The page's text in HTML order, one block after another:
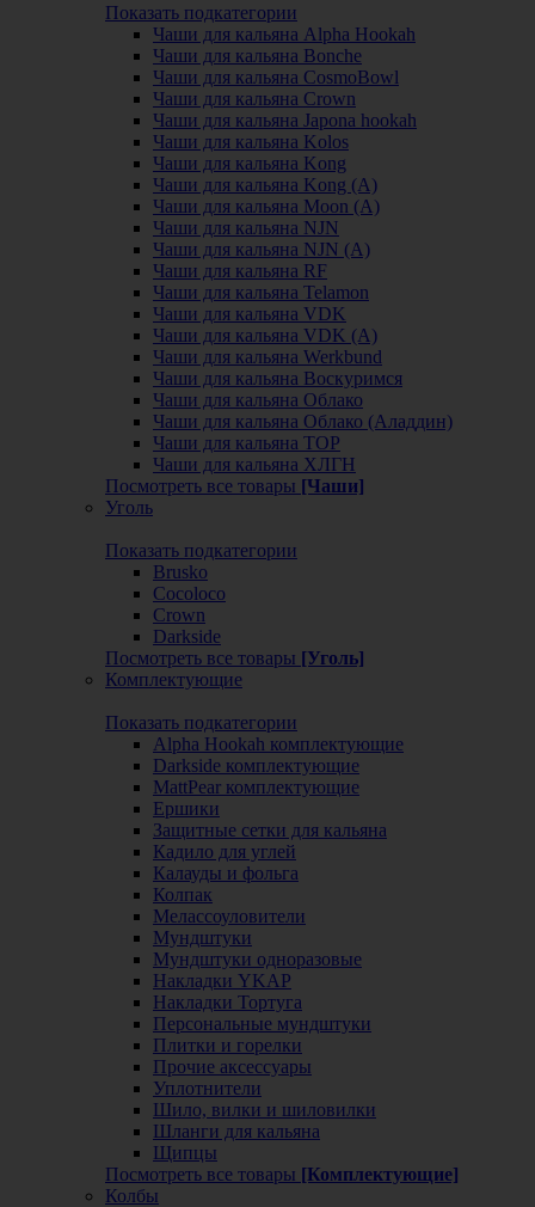
Показать подкатегории
Чаши для кальяна Alpha Hookah
Чаши для кальяна Bonche
Чаши для кальяна CosmoBowl
Чаши для кальяна Crown
Чаши для кальяна Japona hookah
Чаши для кальяна Kolos
Чаши для кальяна Kong
Чаши для кальяна Kong (A)
Чаши для кальяна Moon (А)
Чаши для кальяна NJN
Чаши для кальяна NJN (А)
Чаши для кальяна RF
Чаши для кальяна Telamon
Чаши для кальяна VDK
Чаши для кальяна VDK (А)
Чаши для кальяна Werkbund
Чаши для кальяна Воскуримся
Чаши для кальяна Облако
Чаши для кальяна Облако (Аладдин)
Чаши для кальяна ТОР
Чаши для кальяна ХЛГН
Посмотреть все товары [Чаши]
Уголь
Показать подкатегории
Brusko
Cocoloco
Crown
Darkside
Посмотреть все товары [Уголь]
Комплектующие
Показать подкатегории
Alpha Hookah комплектующие
Darkside комплектующие
MattPear комплектующие
Ершики
Защитные сетки для кальяна
Кадило для углей
Калауды и фольга
Колпак
Мелассоуловители
Мундштуки
Мундштуки одноразовые
Накладки YKAP
Накладки Тортуга
Персональные мундштуки
Плитки и горелки
Прочие аксессуары
Уплотнители
Шило, вилки и шиловилки
Шланги для кальяна
Щипцы
Посмотреть все товары [Комплектующие]
Колбы